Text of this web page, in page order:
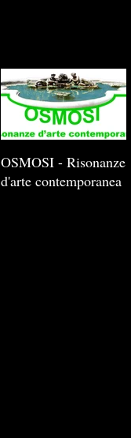
OSMOSI - Risonanze
d'arte contemporanea